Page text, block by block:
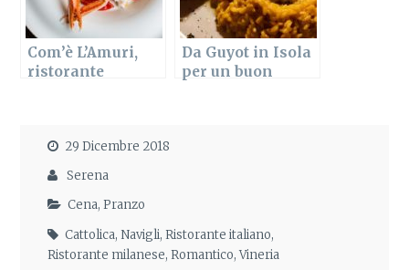
Com’è L’Amuri,
ristorante
Da Guyot in Isola
per un buon
29 Dicembre 2018
Serena
Cena,Pranzo
Cattolica,Navigli,Ristorante italiano,
Ristorante milanese,Romantico,Vineria